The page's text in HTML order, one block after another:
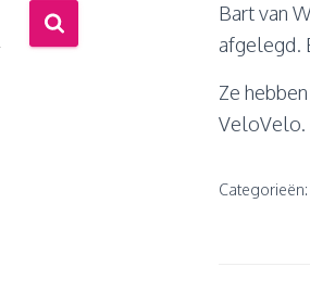
Bart van
afgelegd.
Ze
VeloVelo.
Categorieën: